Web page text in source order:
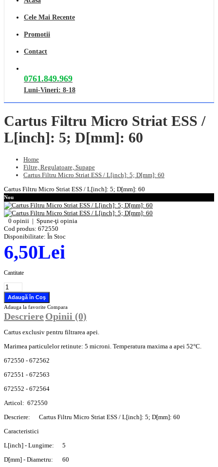
Cele Mai Recente
Promotii
Contact
0761.849.969
Luni-Vineri: 8-18
Cartus Filtru Micro Striat ESS /
L[inch]: 5; D[mm]: 60
Home
Filtre, Regulatoare, Supape
Cartus Filtru Micro Striat ESS / L[inch]: 5; D[mm]: 60
Cartus Filtru Micro Striat ESS / L[inch]: 5; D[mm]: 60
Nou
0 opinii | Spune-ţi opinia
Cod produs: 672550
Disponibilitate: În Stoc
6,50Lei
Cantitate
Adauga la favorite Compara
DescriereOpinii (0)
Cartus exclusiv pentru filtrarea apei.
Marimea particulelor retinute: 5 microni. Temperatura maxima a apei 52°C.
672550 - 672562
672551 - 672563
672552 - 672564
Articol: 672550
Descriere:
Cartus Filtru Micro Striat ESS / L[inch]: 5; D[mm]: 60
Caracteristici
L[inch] - Lungime:
5
D[mm] - Diametru:
60